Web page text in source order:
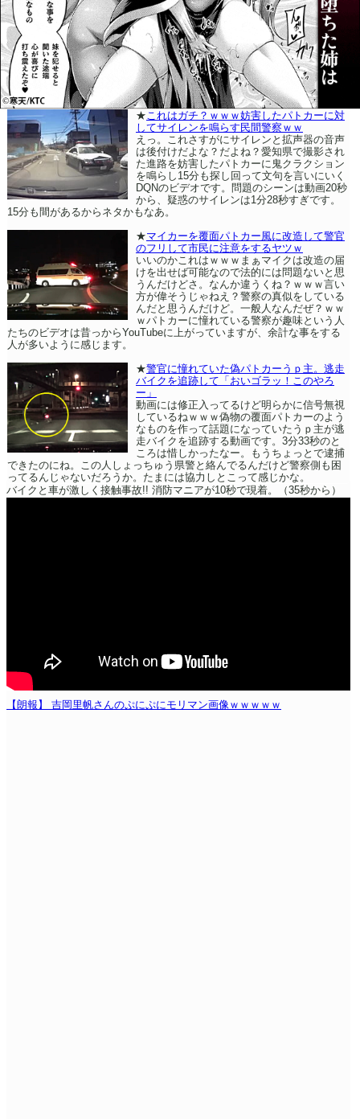
★ これはガチ？ｗｗｗ妨害したパトカーに対
してサイレンを鳴らす民間警察ｗｗ
えっ。これさすがにサイレンと拡声器の音声
は後付けだよな？だよね？愛知県で撮影され
た進路を妨害したパトカーに鬼クラクション
を鳴らし15分も探し回って文句を言いにいく
DQNのビデオです。問題のシーンは動画20秒
から、疑惑のサイレンは1分28秒すぎです。
15分も間があるからネタかもなあ。
★マイカーを覆面パトカー風に改造して警官
のフリして市民に注意をするヤツｗ
いいのかこれはｗｗｗまぁマイクは改造の届
けを出せば可能なので法的には問題ないと思
うんだけどさ。なんか違うくね？ｗｗｗ言い
方が偉そうじゃねえ？警察の真似をしている
んだと思うんだけど。一般人なんだぜ？ｗｗ
ｗパトカーに憧れている警察が趣味という人
たちのビデオは昔っからYouTubeに上がっていますが、余計な事をする
人が多いように感じます。
★警官に憧れていた偽パトカーうｐ主。逃走
バイクを追跡して「おいゴラッ！このやろ
ー」
動画には修正入ってるけど明らかに信号無視
しているねｗｗｗ偽物の覆面パトカーのよう
なものを作って話題になっていたうｐ主が逃
走バイクを追跡する動画です。3分33秒のと
ころは惜しかったなー。もうちょっとで逮捕
できたのにね。この人しょっちゅう県警と絡んでるんだけど警察側も困
ってるんじゃないだろうか。たまには協力しとこって感じかな。
バイクと車が激しく接触事故!! 消防マニアが10秒で現着。（35秒から）
【朗報】 吉岡里帆さんのぷにぷにモリマン画像ｗｗｗｗｗ